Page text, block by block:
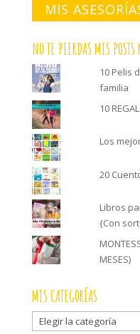
MIS
NO TE PIERDAS MIS POSTS
10 Pelis
familia
10
Los
20
Libros
{Con
MESES)
MIS CATEGORÍAS
Mis